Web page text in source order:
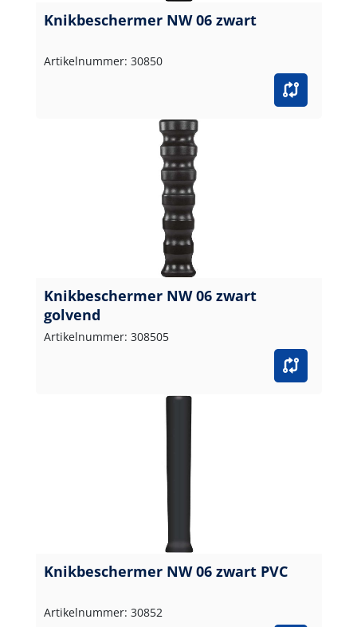
Knikbeschermer NW 06 zwart
Artikelnummer: 30850
Knikbeschermer NW 06 zwart
golvend
Artikelnummer: 308505
Knikbeschermer NW 06 zwart PVC
Artikelnummer: 30852